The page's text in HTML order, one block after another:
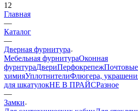
12
Главная
—
Каталог
—
Дверная фурнитура
Мебельная фурнитураОконная
фурнтураДвериПерфокрепеж
химияУплотнителиФлюгера,
для шкатулокНЕ В ПРАЙСРазное
—
Замки